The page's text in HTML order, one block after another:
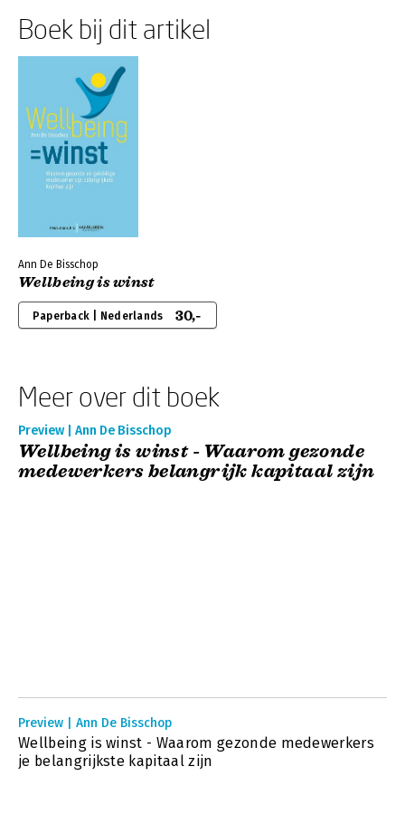
Boek bij dit artikel
Ann De Bisschop
Wellbeing is winst
Paperback | Nederlands 30,-
Meer over dit boek
Preview | Ann De Bisschop
Wellbeing is winst - Waarom gezonde
medewerkers belangrijk kapitaal zijn
Preview | Ann De Bisschop
Wellbeing is winst - Waarom gezonde medewerkers
je belangrijkste kapitaal zijn